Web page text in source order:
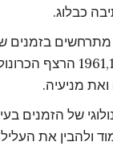
כבלוג.
מתרחשים בזמנים
,1961,1993,2004
מניעיה.
של הזמנים
ולהבין את